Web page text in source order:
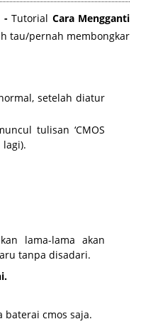
-Tutorial Cara Mengganti
tau/pernah membongkar
setelah diatur
tulisan ‘CMOS
lama-lama akan
tanpa disadari.
baterai cmos saja.